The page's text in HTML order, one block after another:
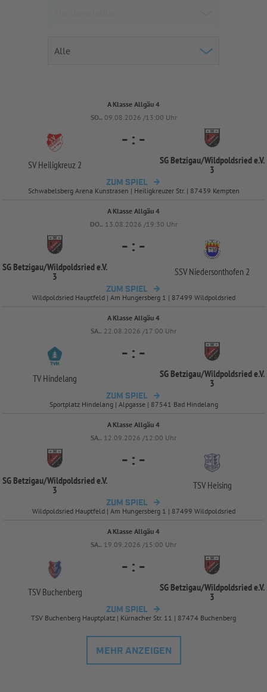
A Klasse Allgäu 4
SO.. 09.08.2026 /13:00 Uhr
SV Heiligkreuz 2
- : -
SG Betzigau/Wildpoldsried e.V.
3
ZUM SPIEL
Schwabelsberg Arena Kunstrasen | Heiligkreuzer Str. | 87439 Kempten
A Klasse Allgäu 4
DO.. 13.08.2026 /19:30 Uhr
SG Betzigau/Wildpoldsried e.V.
3
- : -
SSV Niedersonthofen 2
ZUM SPIEL
Wildpoldsried Hauptfeld | Am Hungersberg 1 | 87499 Wildpoldsried
A Klasse Allgäu 4
SA.. 22.08.2026 /17:00 Uhr
TV Hindelang
- : -
SG Betzigau/Wildpoldsried e.V.
3
ZUM SPIEL
Sportplatz Hindelang | Alpgasse | 87541 Bad Hindelang
A Klasse Allgäu 4
SA.. 12.09.2026 /12:00 Uhr
SG Betzigau/Wildpoldsried e.V.
3
- : -
TSV Heising
ZUM SPIEL
Wildpoldsried Hauptfeld | Am Hungersberg 1 | 87499 Wildpoldsried
A Klasse Allgäu 4
SA.. 19.09.2026 /15:00 Uhr
TSV Buchenberg
- : -
SG Betzigau/Wildpoldsried e.V.
3
ZUM SPIEL
TSV Buchenberg Hauptplatz | Kürnacher Str. 11 | 87474 Buchenberg
MEHR ANZEIGEN